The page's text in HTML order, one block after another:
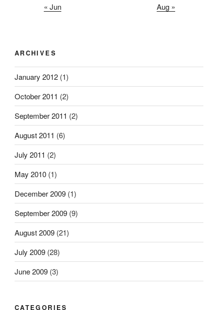
« Jun
Aug »
ARCHIVES
January 2012 (1)
October 2011 (2)
September 2011 (2)
August 2011 (6)
July 2011 (2)
May 2010 (1)
December 2009 (1)
September 2009 (9)
August 2009 (21)
July 2009 (28)
June 2009 (3)
CATEGORIES